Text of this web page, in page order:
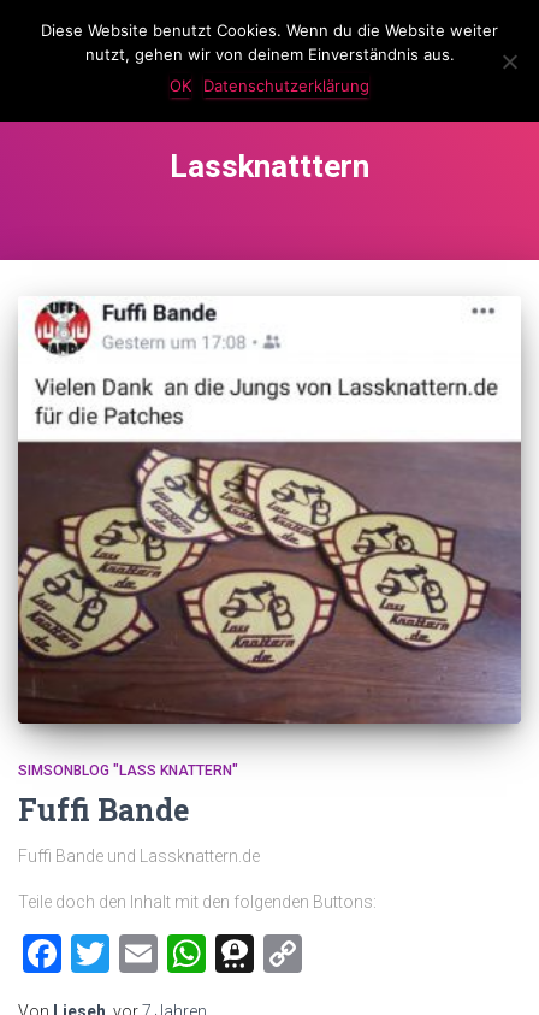
LassKnattern
Lassknatttern
SIMSONBLOG "LASS KNATTERN"
Fuffi Bande
Fuffi Bande und Lassknattern.de
Teile doch den Inhalt mit den folgenden Buttons:
Facebook
Twitter
EmailWhatsApp
Threema
Diese Website benutzt Cookies. Wenn du die Website weiter
nutzt, gehen wir von deinem Einverständnis aus.
OK
Datenschutzerklärung